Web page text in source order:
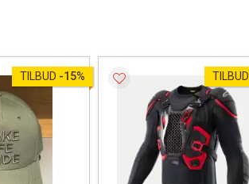
TILBUD -15% TILBUD